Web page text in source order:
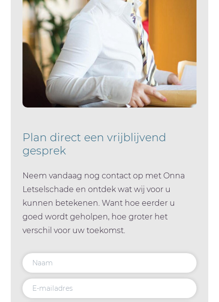
Plan direct een vrijblijvend
gesprek
Neem vandaag nog contact op met Onna
Letselschade en ontdek wat wij voor u
kunnen betekenen. Want hoe eerder u
goed wordt geholpen, hoe groter het
verschil voor uw toekomst.